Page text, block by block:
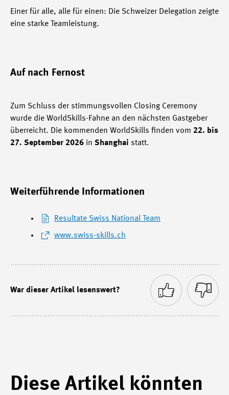
Einer für alle, alle für einen: Die Schweizer Delegation zeigte
eine starke Teamleistung.
Auf nach Fernost
Zum Schluss der stimmungsvollen Closing Ceremony
wurde die WorldSkills-Fahne an den nächsten Gastgeber
überreicht. Die kommenden WorldSkills finden vom 22. bis
27. September 2026 in Shanghai statt.
Weiterführende Informationen
Resultate Swiss National Team
www.swiss-skills.ch
War dieser Artikel lesenswert?
Diese Artikel könnten